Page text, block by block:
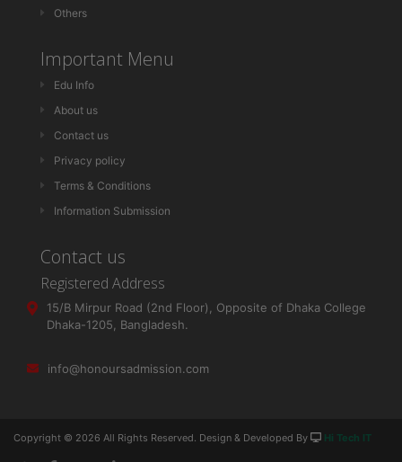
Others
Important Menu
Edu Info
About us
Contact us
Privacy policy
Terms & Conditions
Information Submission
Contact us
Registered Address
15/B Mirpur Road (2nd Floor), Opposite of Dhaka College
Dhaka-1205, Bangladesh.
info@honoursadmission.com
Copyright © 2026 All Rights Reserved. Design & Developed By Hi Tech IT